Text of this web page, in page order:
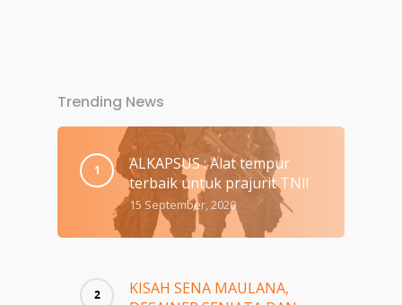
Trending News
ALKAPSUS : Alat tempur
terbaik untuk prajurit TNI!
15 September, 2020
KISAH SENA MAULANA,